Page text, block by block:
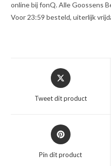
online bij fonQ. Alle Goossens
Voor 23:59 besteld, uiterlijk
Opent
in
nieuw
Tweet dit product
Opent
in
nieuw
Pin dit product